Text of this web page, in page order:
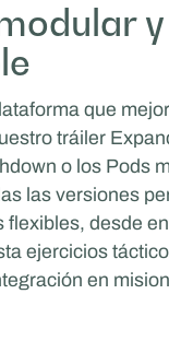
VIDA
y
que
tráiler
o los Pods
las versiones
flexibles, desde
ejercicios
en